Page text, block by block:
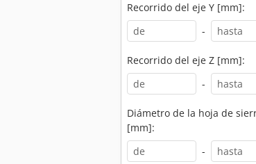
Recorrido del eje Y [mm]:
-
Recorrido del eje Z [mm]:
-
Diámetro de la hoja de
[mm]:
-